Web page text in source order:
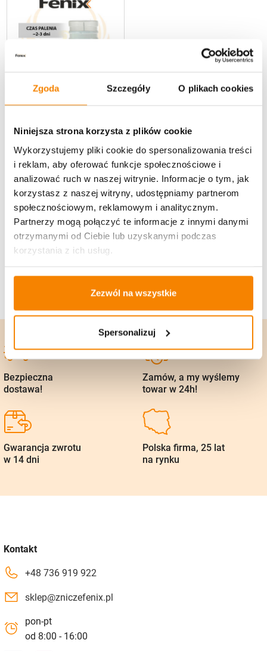
Zgoda Szczegóły O plikach cookies
Niniejsza strona korzysta z plików cookie
Wykorzystujemy pliki cookie do spersonalizowania treści
i reklam, aby oferować funkcje społecznościowe i
analizować ruch w naszej witrynie. Informacje o tym, jak
korzystasz z naszej witryny, udostępniamy partnerom
społecznościowym, reklamowym i analitycznym.
Partnerzy mogą połączyć te informacje z innymi danymi
otrzymanymi od Ciebie lub uzyskanymi podczas
korzystania z ich usług.
Zezwól na wszystkie
Spersonalizuj
,
Wkład parafinowy FENIX 3 (2-
3dni)
2,86
Bezpieczna
dostawa!
Zamów, a my wyślemy
towar w 24h!
Gwarancja zwrotu
w 14 dni
Polska firma, 25 lat
na rynku
Kontakt
+48 736 919 922
sklep@zniczefenix.pl
pon-pt
od 8:00 - 16:00